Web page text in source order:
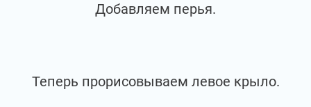
Добавляем перья.
Теперь прорисовываем левое крыло.